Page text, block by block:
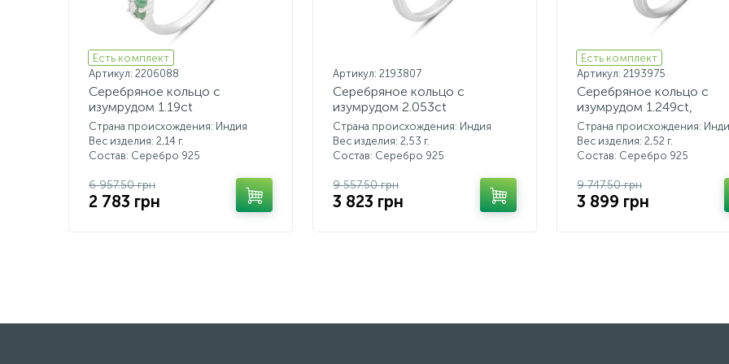
Есть комплект
Артикул: 2206088
Серебряное кольцо с
изумрудом 1.19ct
Страна происхождения: Индия
Вес изделия: 2,14 г.
Состав: Серебро 925
6 957.50 грн
2 783 грн
Артикул: 2193807
Серебряное кольцо с
изумрудом 2.053ct
Страна происхождения: Индия
Вес изделия: 2,53 г.
Состав: Серебро 925
9 557.50 грн
3 823 грн
Есть комплект
Артикул: 2193975
Серебряное кольцо с
изумрудом 1.249ct,
фианитами
Страна происхождения:
Вес изделия: 2,52 г.
Состав: Серебро 925
9 747.50 грн
3 899 грн